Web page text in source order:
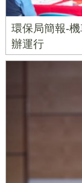
環保局簡報-
辦運行